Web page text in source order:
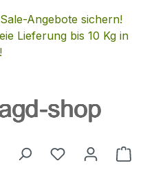
Angebote sichern!
Lieferung bis 10 Kg in
Du hast 0